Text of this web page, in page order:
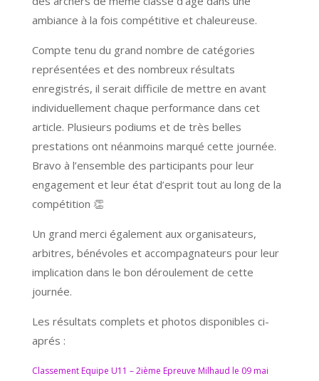
ambiance à la fois compétitive et chaleureuse.
Compte tenu du grand nombre de catégories
représentées et des nombreux résultats
enregistrés, il serait difficile de mettre en avant
individuellement chaque performance dans cet
article. Plusieurs podiums et de très belles
prestations ont néanmoins marqué cette journée.
Bravo à l’ensemble des participants pour leur
engagement et leur état d’esprit tout au long de la
compétition 👏
Un grand merci également aux organisateurs,
arbitres, bénévoles et accompagnateurs pour leur
implication dans le bon déroulement de cette
journée.
Les résultats complets et photos disponibles ci-
aprés :
Classement Equipe U11 – 2ième Epreuve Milhaud le 09 mai